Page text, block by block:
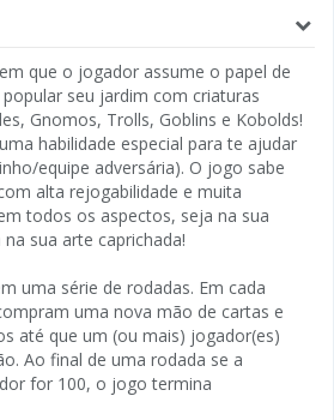
que o jogador assume o papel de
seu jardim com criaturas
Gnomos, Trolls, Goblins e Kobolds!
habilidade especial para te ajudar
equipe adversária). O jogo sabe
alta rejogabilidade e muita
todos os aspectos, seja na sua
sua arte caprichada!
uma série de rodadas. Em cada
uma nova mão de cartas e
até que um (ou mais) jogador(es)
Ao final de uma rodada se a
for 100, o jogo termina